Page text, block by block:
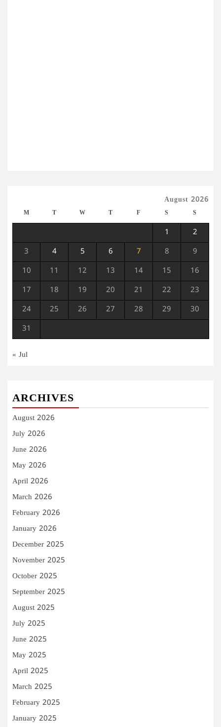
August 2026
M T W T F S S
1 2
3 4 5 6 7 8 9
10 11 12 13 14 15 16
17 18 19 20 21 22 23
24 25 26 27 28 29 30
31
« Jul
ARCHIVES
August 2026
July 2026
June 2026
May 2026
April 2026
March 2026
February 2026
January 2026
December 2025
November 2025
October 2025
September 2025
August 2025
July 2025
June 2025
May 2025
April 2025
March 2025
February 2025
January 2025